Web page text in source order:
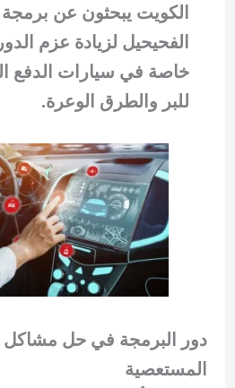
الكويت يبحثون عن
خاصة في سيارات الدفع
للبر والطرق الوعرة.
دور البرمجة في حل
المستعصية